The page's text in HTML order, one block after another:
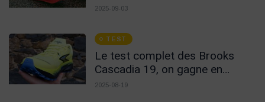
2025-09-03
TEST
Le test complet des Brooks
Cascadia 19, on gagne en
confort
2025-08-19